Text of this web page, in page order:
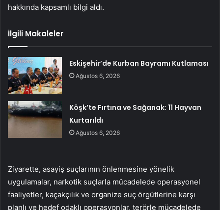
hakkında kapsamlı bilgi aldı.
İlgili Makaleler
Eskişehir’de Kurban Bayramı Kutlaması
Ağustos 6, 2026
Köşk’te Fırtına ve Sağanak: 11 Hayvan
Kurtarıldı
Ağustos 6, 2026
Ziyarette, asayiş suçlarının önlenmesine yönelik
uygulamalar, narkotik suçlarla mücadelede operasyonel
faaliyetler, kaçakçılık ve organize suç örgütlerine karşı
planlı ve hedef odaklı operasyonlar, terörle mücadelede